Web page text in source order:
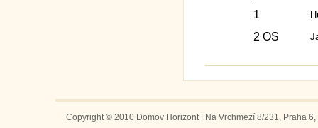
1
2 OS
Copyright © 2010 Domov Horizont | Na Vrchmezí 8/231, Praha